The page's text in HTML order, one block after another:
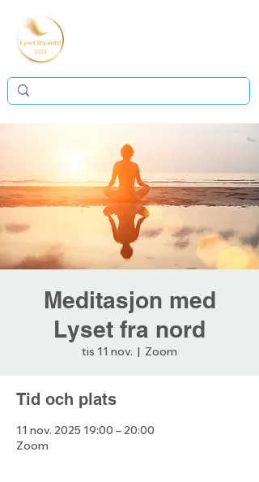
Meditasjon med
Lyset fra nord
tis 11 nov.
  |
Zoom
Tid och plats
11 nov. 2025 19:00 – 20:00
Zoom